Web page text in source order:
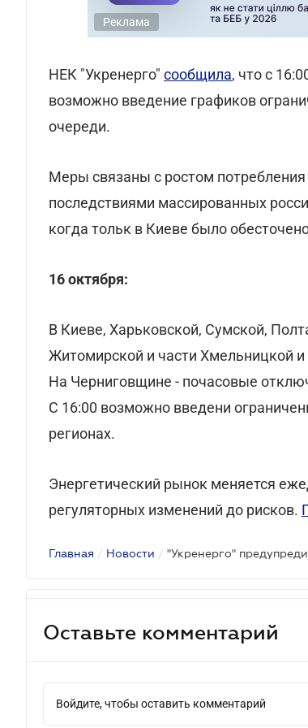
Реклама
НЕК "Укренерго" сообщила, что с
возможно введение графиков
очереди.
Меры связаны с ростом потребления
последствиями массированных
когда тольк в Киеве было
16 октября:
В Киеве, Харьковской, Сумской,
Житомирской и части Хмельницкой
На Черниговщине - почасовые
С 16:00 возможно введени
регионах.
Энергетический рынок меняется
регуляторных изменений до рисков.
Главная / Новости /
Оставьте комментарий
Войдите, чтобы оставить комментарий